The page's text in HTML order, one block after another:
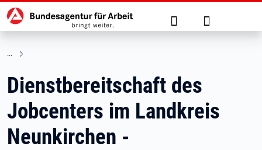
zu den Hauptinhalten springen
Hauptnavigation Suche Anmelden
Dienstbereitschaft des
Jobcenters im Landkreis
Neunkirchen -